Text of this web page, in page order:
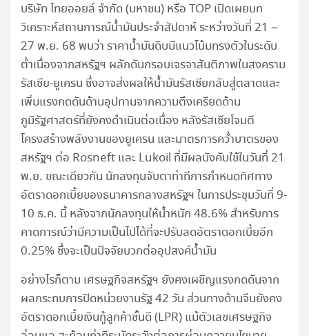
บริษัท ไทยออยล์ จำกัด (มหาชน) หรือ TOP เปิดเผยบท
วิเคราะห์สถานการณ์น้ำมันประจำสัปดาห์ ระหว่างวันที่ 21 –
27 พ.ย. 68 พบว่า ราคาน้ำมันดิบมีแนวโน้มทรงตัวในระดับ
ต่ำเนื่องจากสหรัฐฯ ผลักดันกรอบเจรจาสันติภาพในสงคราม
รัสเซีย-ยูเครน ซึ่งอาจส่งผลให้น้ำมันรัสเซียกลับสู่ตลาดและ
เพิ่มแรงกดดันด้านอุปทานจากความตึงเครียดด้าน
ภูมิรัฐศาสตร์ที่ยังคงดำเนินต่อเนื่อง หลังรัสเซียโจมตี
โครงสร้างพลังงานของยูเครน และมาตรการคว่ำบาตรของ
สหรัฐฯ ต่อ Rosneft และ Lukoil ที่มีผลบังคับใช้ในวันที่ 21
พ.ย. ขณะเดียวกัน นักลงทุนจับตาท่าทีการกำหนดทิศทาง
อัตราดอกเบี้ยของธนาคารกลางสหรัฐฯ ในการประชุมวันที่ 9-
10 ธ.ค. นี้ หลังจากนักลงทุนให้น้ำหนัก 48.6% สำหรับการ
คาดการณ์ว่ามีความเป็นไปได้ที่จะปรับลดอัตราดอกเบี้ยอีก
0.25% ซึ่งจะเป็นปัจจัยบวกต่ออุปสงค์น้ำมัน
อย่างไรก็ตาม เศรษฐกิจสหรัฐฯ ยังคงเผชิญแรงกดดันจาก
ผลกระทบการปิดหน่วยงานรัฐ 42 วัน ส่วนทางด้านจีนยังคง
อัตราดอกเบี้ยเงินกู้ลูกค้าชั้นดี (LPR) แม้ตัวเลขเศรษฐกิจ